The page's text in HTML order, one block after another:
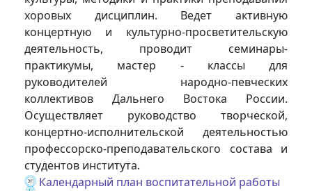
хоровых дисциплин. Ведет активную
концертную и культурно-просветительскую
деятельность, проводит семинары-
практикумы, мастер - классы для
руководителей народно-певческих
коллективов Дальнего Востока России.
Осуществляет руководство творческой,
концертно-исполнительской деятельностью
профессорско-преподавательского состава и
студентов института.
Календарный план воспитательной работы